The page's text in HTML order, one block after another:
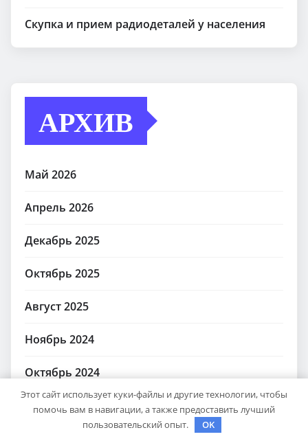
Скупка и прием радиодеталей у населения
АРХИВ
Май 2026
Апрель 2026
Декабрь 2025
Октябрь 2025
Август 2025
Ноябрь 2024
Октябрь 2024
Сентябрь 2024
Этот сайт использует куки-файлы и другие технологии, чтобы
помочь вам в навигации, а также предоставить лучший
пользовательский опыт.
OK